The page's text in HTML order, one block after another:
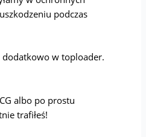
podczas
dodatkowo w toploader.
albo po prostu
trafiłeś!